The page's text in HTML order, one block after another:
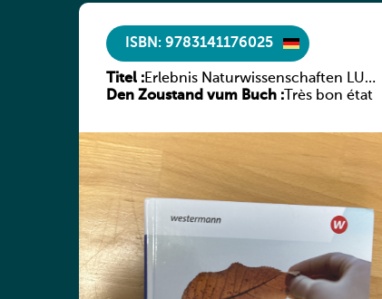
ISBN: 9783141176025
Titel :Erlebnis Naturwissenschaften LUX
2021 SB 1
Den Zoustand vum Buch : Très bon état